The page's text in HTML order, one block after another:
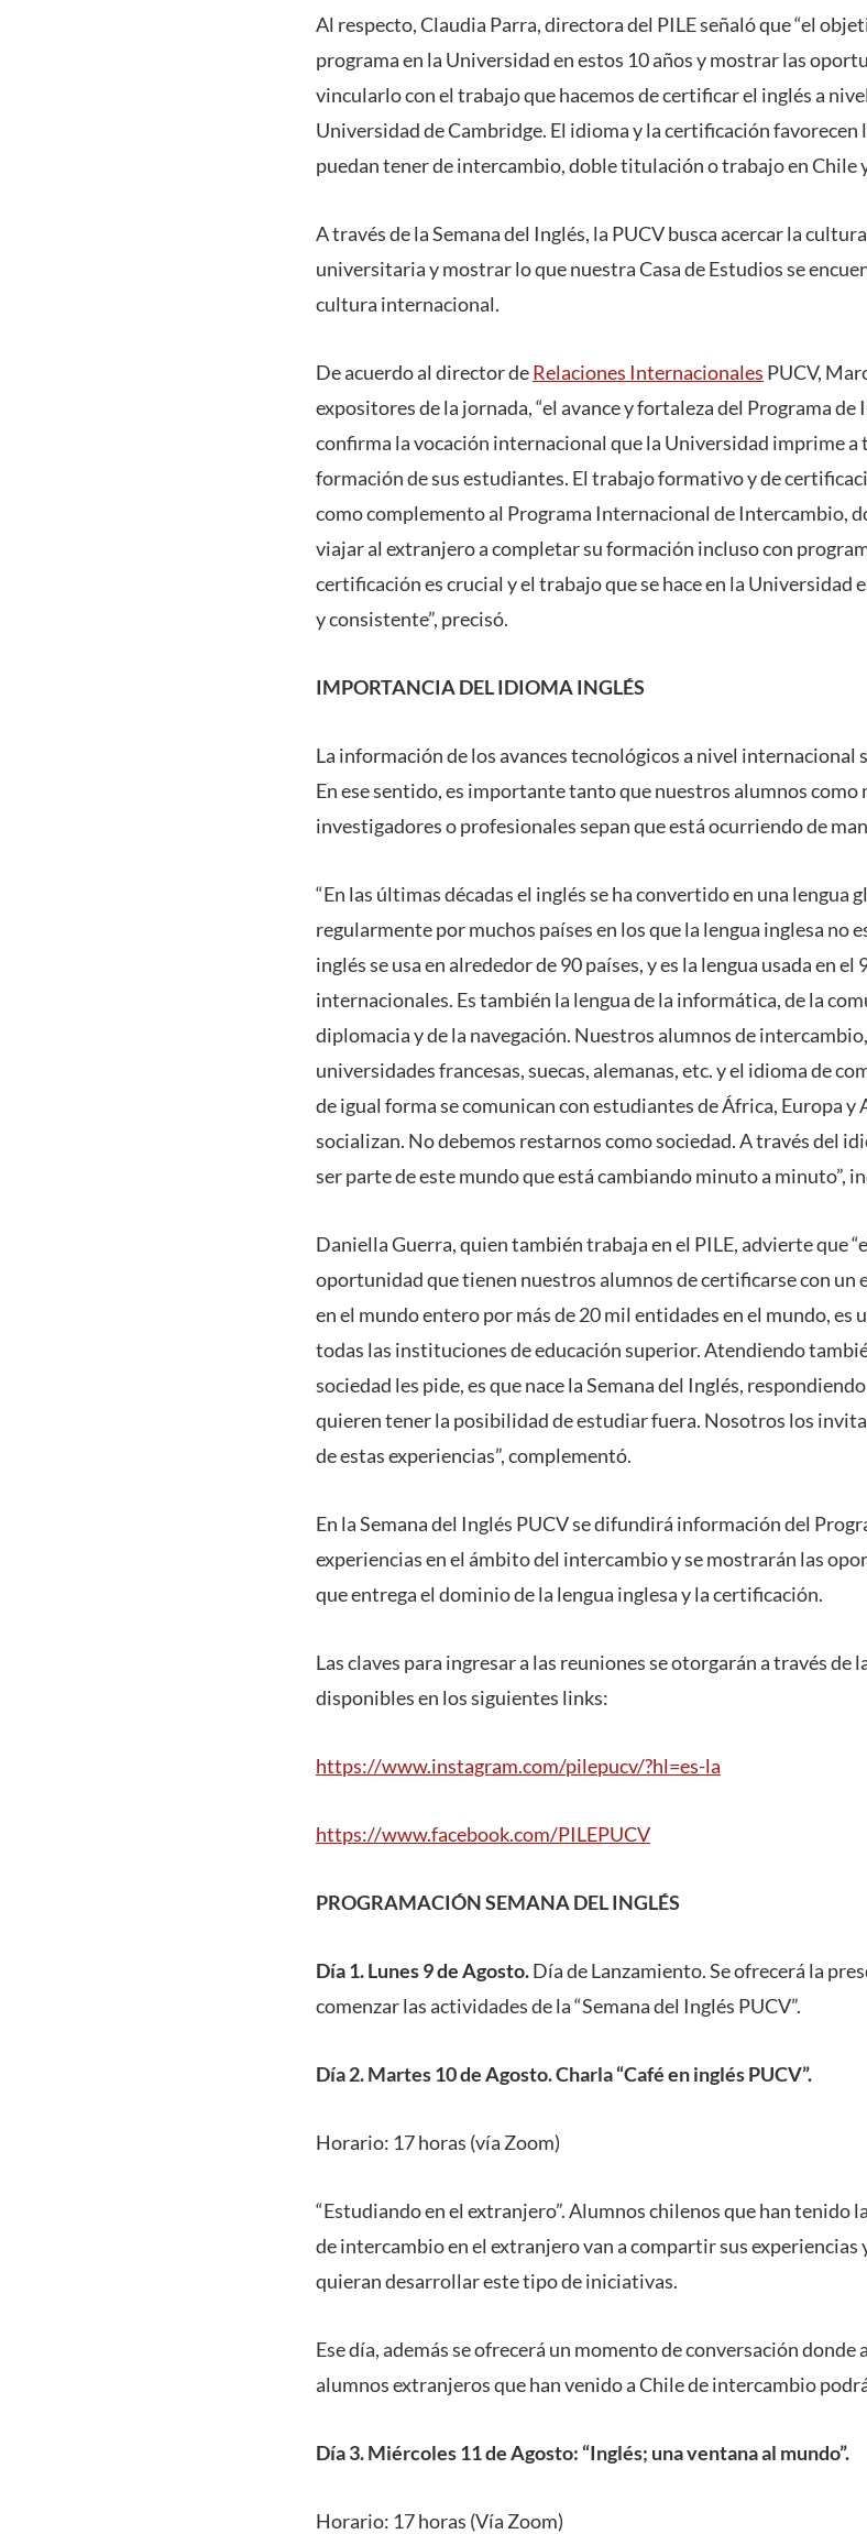
Al respecto, Claudia Parra, directora del PILE señaló que “el
programa en la Universidad en estos 10 años y mostrar las
vincularlo con el trabajo que hacemos de certificar el inglés a
Universidad de Cambridge. El idioma y la certificación
puedan tener de intercambio, doble titulación o trabajo en Chile
A través de la Semana del Inglés, la PUCV busca acercar la
universitaria y mostrar lo que nuestra Casa de Estudios se
cultura internacional.
De acuerdo al director deRelaciones Internacionales PUCV,
expositores de la jornada, “el avance y fortaleza del Programa
confirma la vocación internacional que la Universidad imprime a
formación de sus estudiantes. El trabajo formativo y de
como complemento al Programa Internacional de Intercambio,
viajar al extranjero a completar su formación incluso con
certificación es crucial y el trabajo que se hace en la Universidad
y consistente”, precisó.
IMPORTANCIA DEL IDIOMA INGLÉS
La información de los avances tecnológicos a nivel internacional
En ese sentido, es importante tanto que nuestros alumnos
investigadores o profesionales sepan que está ocurriendo de
“En las últimas décadas el inglés se ha convertido en una lengua
regularmente por muchos países en los que la lengua inglesa no
inglés se usa en alrededor de 90 países, y es la lengua usada en
internacionales. Es también la lengua de la informática, de la
diplomacia y de la navegación. Nuestros alumnos de
universidades francesas, suecas, alemanas, etc. y el idioma de
de igual forma se comunican con estudiantes de África, Europa y
socializan. No debemos restarnos como sociedad. A través del
ser parte de este mundo que está cambiando minuto a minuto”,
Daniella Guerra, quien también trabaja en el PILE, advierte que
oportunidad que tienen nuestros alumnos de certificarse con un
en el mundo entero por más de 20 mil entidades en el mundo, es
todas las instituciones de educación superior. Atendiendo
sociedad les pide, es que nace la Semana del Inglés,
quieren tener la posibilidad de estudiar fuera. Nosotros los
de estas experiencias”, complementó.
En la Semana del Inglés PUCV se difundirá información del
experiencias en el ámbito del intercambio y se mostrarán las
que entrega el dominio de la lengua inglesa y la certificación.
Las claves para ingresar a las reuniones se otorgarán a través de
disponibles en los siguientes links:
https://www.instagram.com/pilepucv/?hl=es-la
https://www.facebook.com/PILEPUCV
PROGRAMACIÓN SEMANA DEL INGLÉS
Día 1. Lunes 9 de Agosto.Día de Lanzamiento. Se ofrecerá la
comenzar las actividades de la “Semana del Inglés PUCV”.
Día 2. Martes 10 de Agosto.Charla “Café en inglés PUCV”.
Horario: 17 horas (vía Zoom)
“Estudiando en el extranjero”. Alumnos chilenos que han tenido
de intercambio en el extranjero van a compartir sus experiencias
quieran desarrollar este tipo de iniciativas.
Ese día, además se ofrecerá un momento de conversación
alumnos extranjeros que han venido a Chile de intercambio
Día 3. Miércoles 11 de Agosto: “Inglés; una ventana al mundo”.
Horario: 17 horas (Vía Zoom)